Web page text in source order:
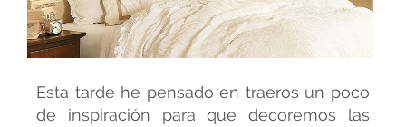
Esta tarde he pensado en traeros un poco
de inspiración para que decoremos las